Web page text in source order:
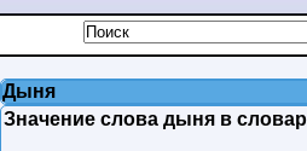
Дыня
Значение слова дыня в